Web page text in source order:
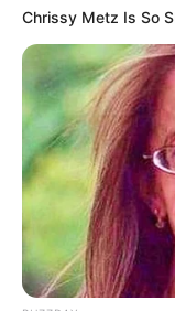
Chrissy Metz Is So